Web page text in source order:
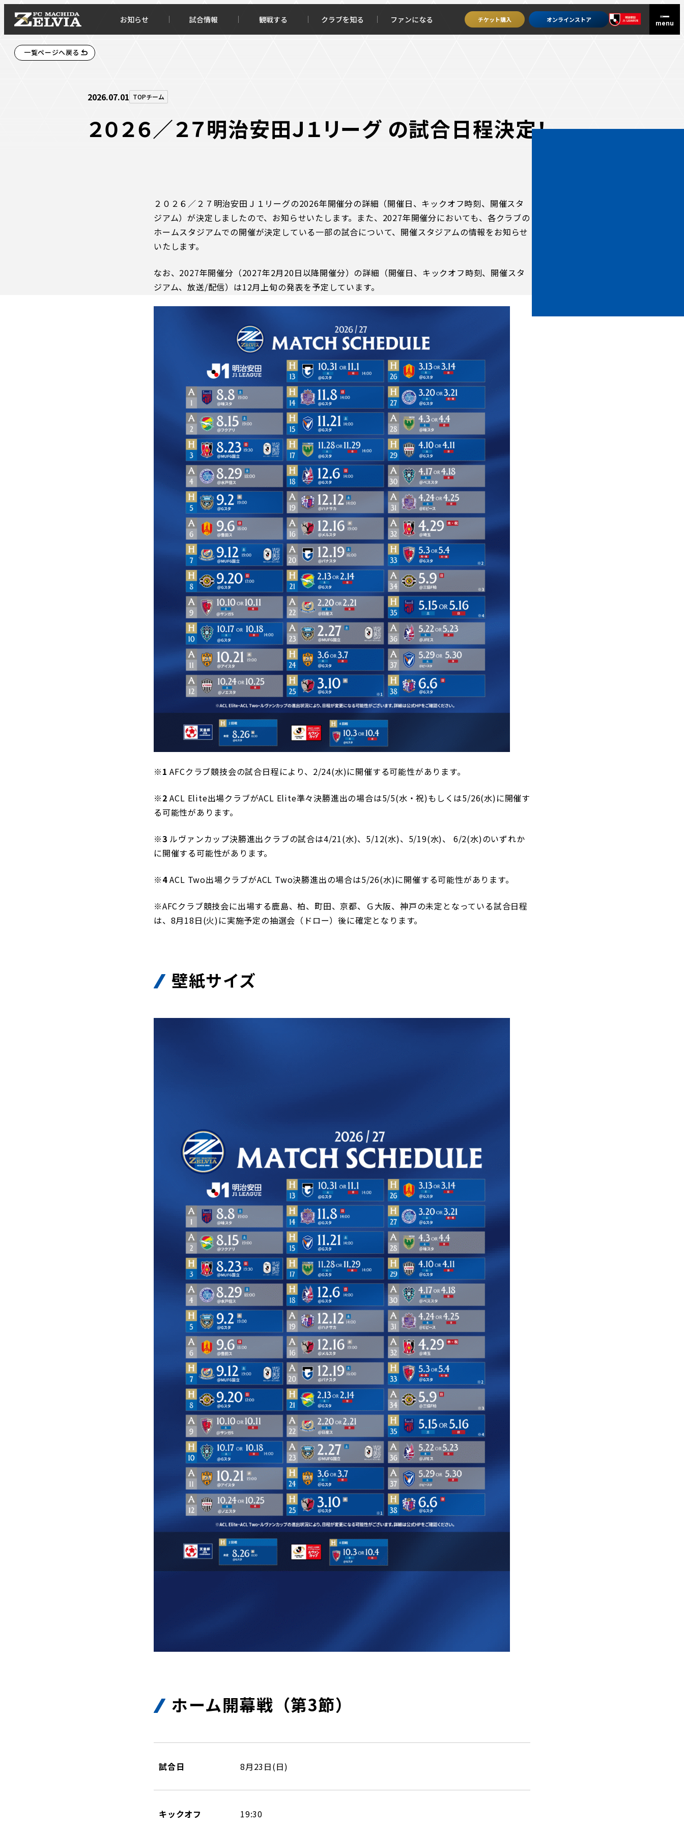
お知らせ 試合情報 観戦する クラブを知る ファンになる チケット購入 オンラインストア
試合データ
試合日程・結果
順位表・ゴールランキング
観戦するトップ
チケットを買う
チケット購入
チケット購入手順
チケット販売スケジュール
️スタジアムを知る
スタジアムアクセス
スタジアムマップ
観戦方法を知る
スタジアム観戦ガイド
観戦マナー＆ルール
ビジターサポーターの皆様へ
車イスでの観戦
試合運営管理規程
ＦＣ町田ゼルビアについて
選手・スタッフ紹介
ファンクラブ
クラブゼルビスタへの入会
ＦＣ町田ゼルビアをサポート
トレーニングの見学・ファンサービ
ボランティア
ＦＣ町田ゼルビアカレンダー
三輪緑山ベースを利用
三輪緑山ベースご利用案内
オンラインストア
ユニフォーム
プライバシーポリシーLINEミニアプリプライバシーポリシー
一覧ページへ戻る
2026.07.01 TOPチーム
２０２６／２７明治安田Ｊ１リーグ の試合日程決定！
２０２６／２７明治安田Ｊ１リーグの2026年開催分の詳細（開催日、キックオフ時刻、開催スタ
ジアム）が決定しましたので、お知らせいたします。また、 2027年開催分においても、各クラブの
ホームスタジアムでの開催が決定している一部の試合について、開催スタジアムの情報をお知らせ
いたします。
なお、 2027年開催分（2027年2月20日以降開催分）の詳細（開催日、キックオフ時刻、開催スタ
ジアム、放送/配信）は12月上旬の発表を予定しています。
※1 AFCクラブ競技会の試合日程により、2/24(水)に開催する可能性があります。
※2 ACL Elite出場クラブがACL Elite準々決勝進出の場合は5/5(水・祝)もしくは5/26(水)に開催す
る可能性があります。
※3 ルヴァンカップ決勝進出クラブの試合は4/21(水)、5/12(水)、5/19(水)、 6/2(水)のいずれか
に開催する可能性があります。
※4ACL Two出場クラブがACL Two決勝進出の場合は5/26(水)に開催する可能性があります。
※AFCクラブ競技会に出場する鹿島、柏、町田、京都、Ｇ大阪、神戸の未定となっている試合日程
は、8月18日(火)に実施予定の抽選会（ドロー）後に確定となります。
壁紙サイズ
ホーム開幕戦（第3節）
試合日 8月23日(日)
キックオフ 19:30